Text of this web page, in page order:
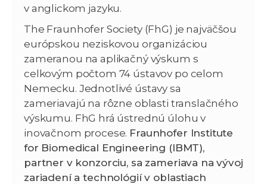
v anglickom jazyku.
The Fraunhofer Society (FhG) je najväčšou
európskou neziskovou organizáciou
zameranou na aplikačný výskum s
celkovým počtom 74 ústavov po celom
Nemecku. Jednotlivé ústavy sa
zameriavajú na rôzne oblasti translačného
výskumu. FhG hrá ústrednú úlohu v
inovačnom procese. Fraunhofer Institute
for Biomedical Engineering (IBMT),
partner v konzorciu, sa zameriava na vývoj
zariadení a technológií v oblastiach